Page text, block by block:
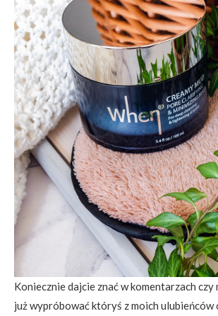
Koniecznie dajcie znać w komentarzach czy
już wypróbować któryś z moich ulubieńców